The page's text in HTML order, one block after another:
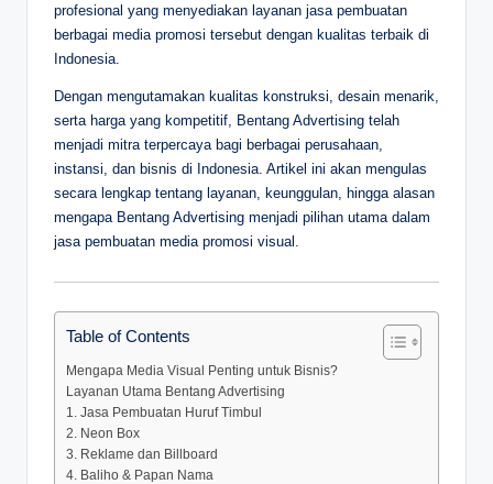
profesional yang menyediakan layanan jasa pembuatan
berbagai media promosi tersebut dengan kualitas terbaik di
Indonesia.
Dengan mengutamakan kualitas konstruksi, desain menarik,
serta harga yang kompetitif, Bentang Advertising telah
menjadi mitra terpercaya bagi berbagai perusahaan,
instansi, dan bisnis di Indonesia. Artikel ini akan mengulas
secara lengkap tentang layanan, keunggulan, hingga alasan
mengapa Bentang Advertising menjadi pilihan utama dalam
jasa pembuatan media promosi visual.
Table of Contents
Mengapa Media Visual Penting untuk Bisnis?
Layanan Utama Bentang Advertising
1. Jasa Pembuatan Huruf Timbul
2. Neon Box
3. Reklame dan Billboard
4. Baliho & Papan Nama